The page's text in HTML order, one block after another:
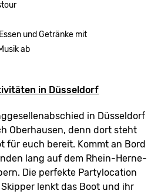
und Getränke mit
ab
in Düsseldorf
in Düsseldorf
Oberhausen, denn dort steht
für euch bereit. Kommt an Bord
lang auf dem Rhein-Herne-
Die perfekte Partylocation
lenkt das Boot und ihr